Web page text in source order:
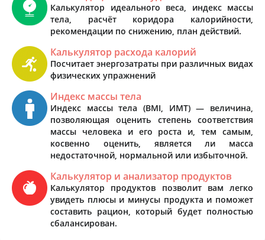
Калькулятор идеального веса, индекс массы
тела, расчёт коридора калорийности,
рекомендации по снижению, план действий.
Калькулятор расхода калорий
Посчитает энергозатраты при различных видах
физических упражнений
Индекс массы тела
Индекс массы тела (BMI, ИМТ) — величина,
позволяющая оценить степень соответствия
массы человека и его роста и, тем самым,
косвенно оценить, является ли масса
недостаточной, нормальной или избыточной.
Калькулятор и анализатор продуктов
Калькулятор продуктов позволит вам легко
увидеть плюсы и минусы продукта и поможет
составить рацион, который будет полностью
сбалансирован.